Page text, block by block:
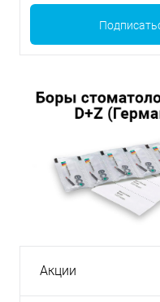
Акции